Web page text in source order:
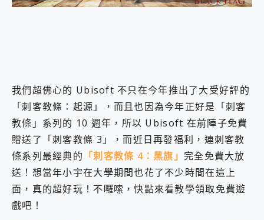
DJI Osmo Pocket 3 爽爽帶回家 歡慶 EaseUS 21 週年到來，「Slogan 海報徵稿活動」好康大放送
COMPUTEX 2025 來囉！AGI亞奇雷 AI・Gaming・創作儲存方案登場，趕快來AGI亞奇雷挑戰任務抽 PS5！
自帶線的 有線無線都能充 ONPRO MagReact M5 10000mAh 5合1 磁吸無線急速行動電源 開箱 評測
飛利浦 JS7310 ⚡【電急便｜行動儲能救車電源】 可靠的旅行夥伴！帶給您優異的安全性與強大供電效能
是螢幕也是電視! 一機超多用途「MSI微星 Modern MD272UPSW 27型」 4K IPS 輕薄商用智慧聯網螢幕 開箱 評測
您的專屬AI 助手 Yoga Slim 7 Aura Edition 觸控AI筆電 開箱 評測
realme 14 Pro 超硬軍規、冰感變色實測，realme 14 5G 遊戲戰鬥值爆表，效能x娛樂全都要！
iPhone、Apple Watch、AirPods耳機 三個設備充電一起搞定 ONPRO MagReact™ M3 3 in 1可攜摺疊無線充電器 開箱 評測
動靜皆宜「HUAWEI FreeArc」開放式耳掛耳機，無感配戴! 超穩超服貼，音質、通話也很優質
好玩好拍 vivo V50 ~ 口袋裡的 Zeiss 潮流攝影棚!
我們超佛心的 Ubisoft 不只在今年推出了大受好評的
「刺客教條：起源」，而且也因為今年正好是「刺客
教條」系列的 10 週年，所以 Ubisoft 在前陣子免費
贈送了「刺客教條 3」，而近日再發福利，連刺客教
條系列最經典的 「刺客教條 4：黑旗」完全免費大放
送！想當年小宇在大學期間也花了不少時間在這上
面，真的超好玩！不囉嗦，快點來看教學領取免費遊
戲吧！